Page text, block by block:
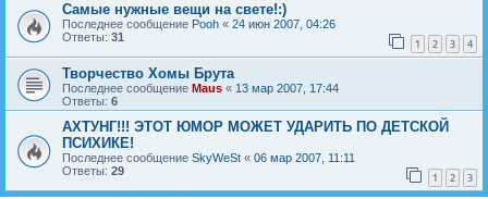
Самые нужные вещи на свете!:)
Последнее сообщение Pooh « 24 июн 2007, 04:26
Ответы: 31 1 2 3 4
Творчество Хомы Брута
Последнее сообщение Maus « 13 мар 2007, 17:44
Ответы: 6
АХТУНГ!!! ЭТОТ ЮМОР МОЖЕТ УДАРИТЬ ПО ДЕТСКОЙ
ПСИХИКЕ!
Последнее сообщение SkyWeSt « 06 мар 2007, 11:11
Ответы: 29 1 2 3